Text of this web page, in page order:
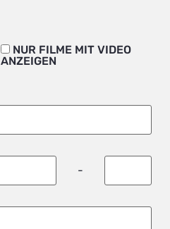
NUR FILME MIT VIDEO
ANZEIGEN
-